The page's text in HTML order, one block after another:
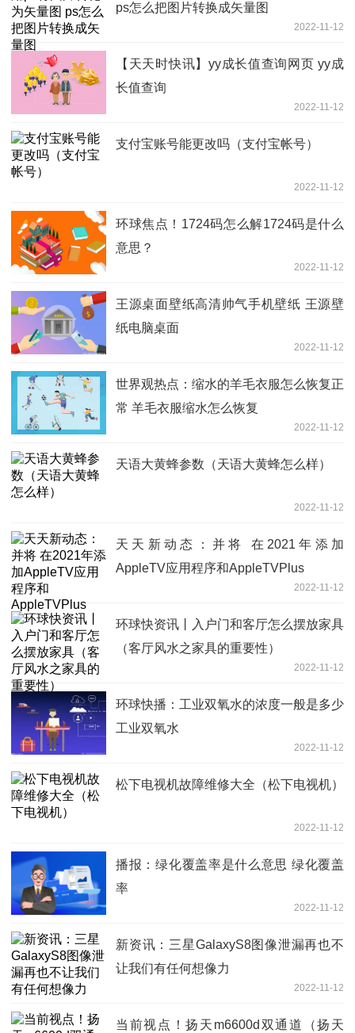
ps怎么把图片转换成矢量图
2022-11-12
【天天时快讯】yy成长值查询网页 yy成
长值查询
2022-11-12
支付宝账号能更改吗（支付宝帐号）
2022-11-12
环球焦点！1724码怎么解1724码是什么
意思？
2022-11-12
王源桌面壁纸高清帅气手机壁纸 王源壁
纸电脑桌面
2022-11-12
世界观热点：缩水的羊毛衣服怎么恢复正
常 羊毛衣服缩水怎么恢复
2022-11-12
天语大黄蜂参数（天语大黄蜂怎么样）
2022-11-12
天天新动态：并将 在2021年添加
AppleTV应用程序和AppleTVPlus
2022-11-12
环球快资讯丨入户门和客厅怎么摆放家具
（客厅风水之家具的重要性）
2022-11-12
环球快播：工业双氧水的浓度一般是多少
工业双氧水
2022-11-12
松下电视机故障维修大全（松下电视机）
2022-11-12
播报：绿化覆盖率是什么意思 绿化覆盖
率
2022-11-12
新资讯：三星GalaxyS8图像泄漏再也不
让我们有任何想像力
2022-11-12
当前视点！扬天m6600d双通道（扬天